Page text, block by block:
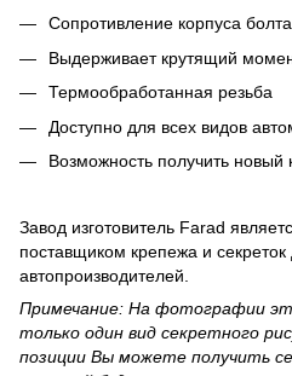
Сопротивление корпуса
Выдерживает крутящий
Термообработанная резьба
Доступно для всех видов
Возможность получить новый
Завод изготовитель Farad
поставщиком крепежа и
автопроизводителей.
Примечание: На фотографии
только один вид секретного
позиции Вы можете получить